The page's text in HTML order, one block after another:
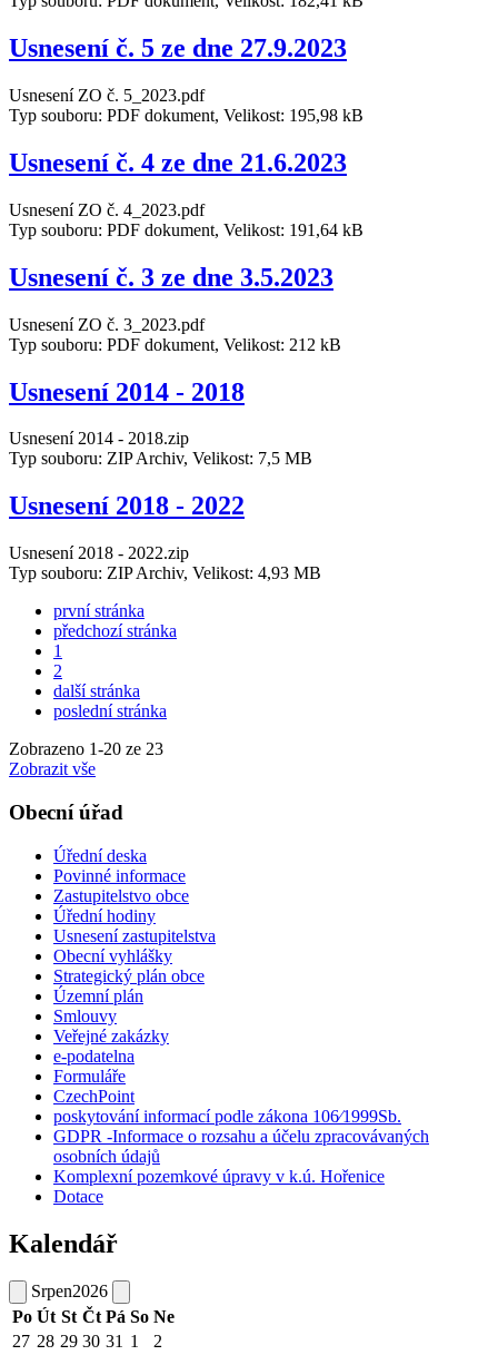
Usnesení č. 5 ze dne 27.9.2023
Usnesení ZO č. 5_2023.pdf
Typ souboru: PDF dokument, Velikost: 195,98 kB
Usnesení č. 4 ze dne 21.6.2023
Usnesení ZO č. 4_2023.pdf
Typ souboru: PDF dokument, Velikost: 191,64 kB
Usnesení č. 3 ze dne 3.5.2023
Usnesení ZO č. 3_2023.pdf
Typ souboru: PDF dokument, Velikost: 212 kB
Usnesení 2014 - 2018
Usnesení 2014 - 2018.zip
Typ souboru: ZIP Archiv, Velikost: 7,5 MB
Usnesení 2018 - 2022
Usnesení 2018 - 2022.zip
Typ souboru: ZIP Archiv, Velikost: 4,93 MB
první stránka
předchozí stránka
1
2
další stránka
poslední stránka
Zobrazeno 1-20 ze 23
Zobrazit vše
Obecní úřad
Úřední deska
Povinné informace
Zastupitelstvo obce
Úřední hodiny
Usnesení zastupitelstva
Obecní vyhlášky
Strategický plán obce
Územní plán
Smlouvy
Veřejné zakázky
e-podatelna
Formuláře
CzechPoint
poskytování informací podle zákona 106⁄1999Sb.
GDPR -Informace o rozsahu a účelu zpracovávaných
osobních údajů
Komplexní pozemkové úpravy v k.ú. Hořenice
Dotace
Kalendář
Srpen2026
Po Út St Čt Pá So Ne
27 28 29 30 31 1
2